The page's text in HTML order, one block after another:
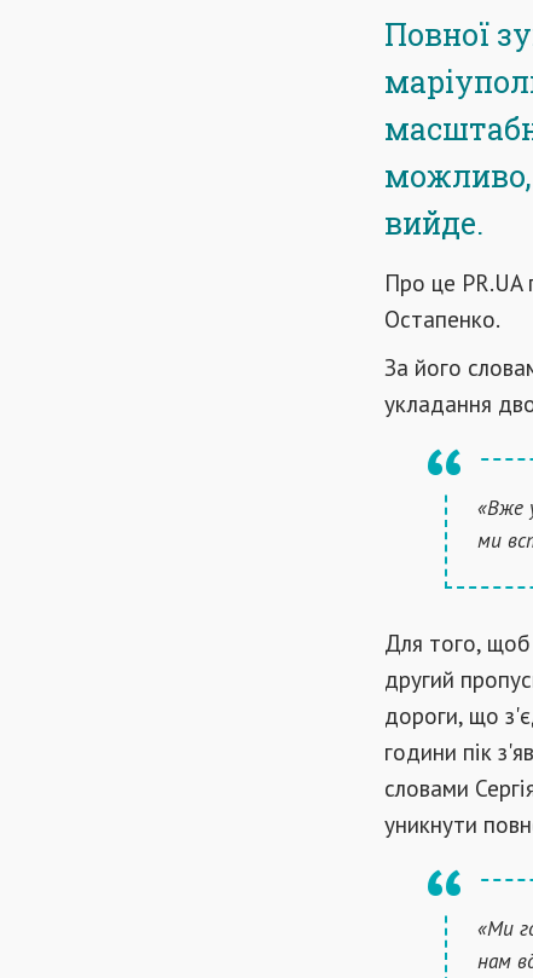
Повної
можливо,
вийде.
Про це PR.UA
Остапенко.
За його
укладання
«Вже
ми
Для того, щоб
другий
дороги, що
години пік
словами
уникнути
«Ми
нам